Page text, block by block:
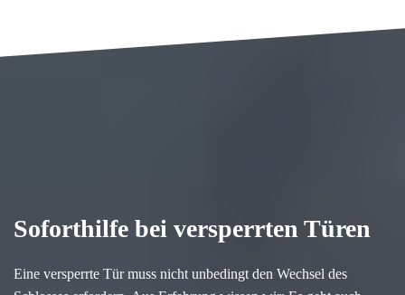
Soforthilfe bei versperrten Türen
Eine versperrte Tür muss nicht unbedingt den Wechsel des